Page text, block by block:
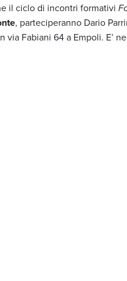
il ciclo di incontri formativi
, parteciperanno Dario
via Fabiani 64 a Empoli. E’